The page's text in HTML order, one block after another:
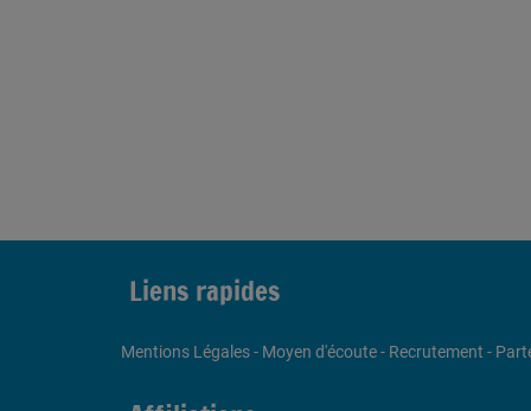
Liens rapides
Mentions Légales- Moyen d'écoute- Recrutement -